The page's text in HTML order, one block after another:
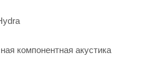
компонентная акустика